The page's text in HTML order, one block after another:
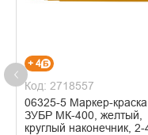
+ 4
Код: 2718557
06325-5 Маркер-краска
ЗУБР МК-400, желтый,
круглый наконечник, 2-